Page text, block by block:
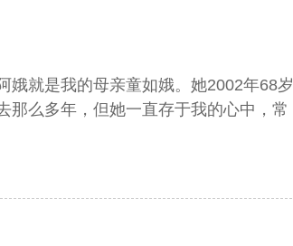
娥就是我的母亲童如娥。她2002年68岁
那么多年，但她一直存于我的心中，常